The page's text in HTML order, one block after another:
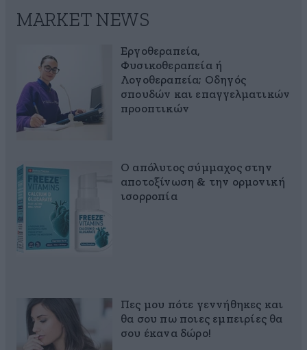
MARKET NEWS
Εργοθεραπεία,
Φυσικοθεραπεία ή
Λογοθεραπεία; Οδηγός
σπουδών και επαγγελματικών
προοπτικών
Ο απόλυτος σύμμαχος στην
αποτοξίνωση & την ορμονική
ισορροπία
Πες μου πότε γεννήθηκες και
θα σου πω ποιες εμπειρίες θα
σου έκανα δώρο!